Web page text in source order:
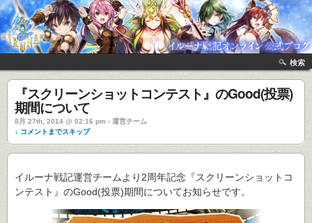
検索
『スクリーンショットコンテスト』のGood(投票)
期間について
8月 27th, 2014 @ 02:16 pm › 運営チーム
↓ コメントまでスキップ
イルーナ戦記運営チームより2周年記念『スクリーンショットコ
ンテスト』のGood(投票)期間についてお知らせです。